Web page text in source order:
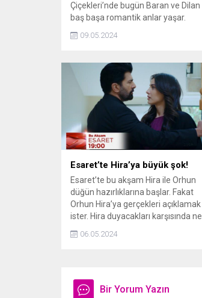
Çiçekleri’nde bugün Baran ve Dilan
baş başa romantik anlar yaşar.
Fakat onları bekleyen büyük bir
tehlike vardır. Mutluluklarına gölge
09.05.2024
Esaret’te Hira’ya büyük şok!
Esaret’te bu akşam Hira ile Orhun
düğün hazırlıklarına başlar. Fakat
Orhun Hira’ya gerçekleri açıklamak
ister. Hira duyacakları karşısında ne
06.05.2024
Bir Yorum Yazın